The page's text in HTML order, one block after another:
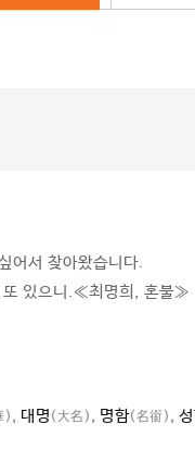
어서 찾아왔습니다.
또 있으니.≪최명희, 혼불≫
), 대명 (大名) , 명함(名銜) ,